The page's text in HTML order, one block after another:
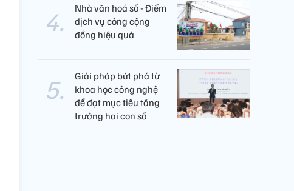
Nhà văn hoá số - Điểm
dịch vụ công cộng
đồng hiệu quả
Giải pháp bứt phá từ
khoa học công nghệ
để đạt mục tiêu tăng
trưởng hai con số